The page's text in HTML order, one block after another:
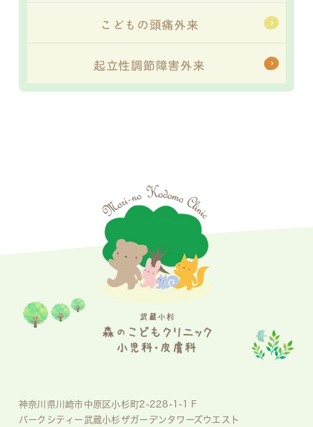
こどもの頭痛外来
起立性調節障害外来
神奈川県川崎市中原区小杉町2-228-1-1Ｆ
パークシティー武蔵小杉ザガーデンタワーズウエスト